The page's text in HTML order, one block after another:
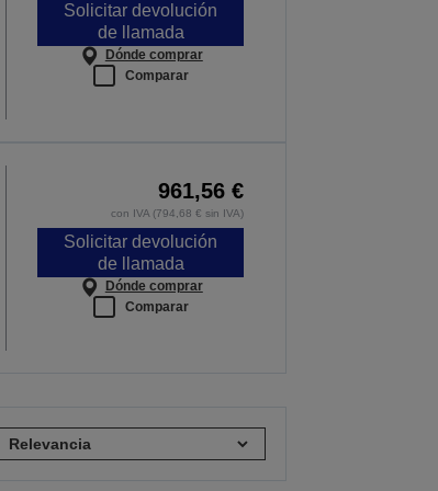
Solicitar devolución
de llamada
Dónde comprar
Comparar
961,56 €
con IVA (794,68 € sin IVA)
Solicitar devolución
de llamada
Dónde comprar
Comparar